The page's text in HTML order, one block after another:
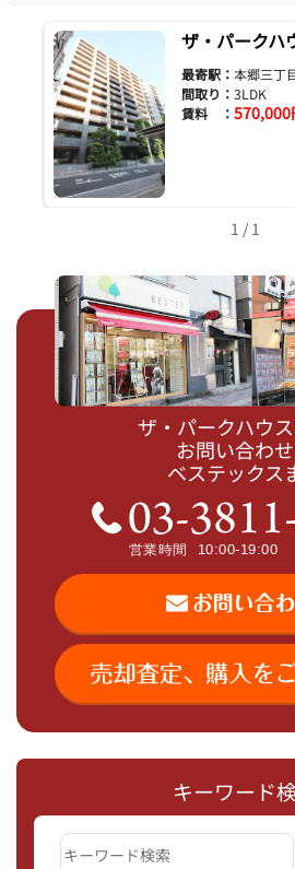
キーワード
ザ・パークハ
最寄駅： 本郷三丁
間取り： 3LDK
賃料 ： 570,000
1 / 1
ザ・パークハウ
お問い合わ
ベステックス